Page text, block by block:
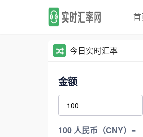
今日实时汇率
金额
100 人民币（CNY）=